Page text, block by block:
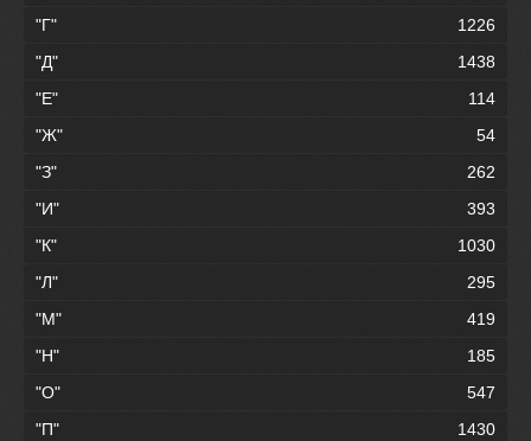
"Г"
1226
"Д"
1438
"Е"
114
"Ж"
54
"З"
262
"И"
393
"К"
1030
"Л"
295
"М"
419
"Н"
185
"О"
547
"П"
1430